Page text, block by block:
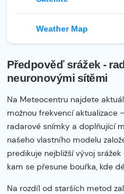
Weather Map
Předpověď srážek -
neuronovými sítěmi
Na Meteocentru najdete
možnou frekvencí aktualizace
radarové snímky a doplňující
našeho vlastního modelu
predikuje nejbližší vývoj
kam se přesune bouřka, kde
Na rozdíl od starších metod